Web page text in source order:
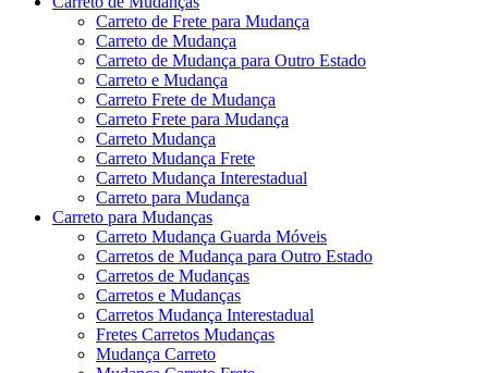
Carreto de Frete para Mudança
Carreto de Mudança
Carreto de Mudança para Outro Estado
Carreto e Mudança
Carreto Frete de Mudança
Carreto Frete para Mudança
Carreto Mudança
Carreto Mudança Frete
Carreto Mudança Interestadual
Carreto para Mudança
Carreto para Mudanças
Carreto Mudança Guarda Móveis
Carretos de Mudança para Outro Estado
Carretos de Mudanças
Carretos e Mudanças
Carretos Mudança Interestadual
Fretes Carretos Mudanças
Mudança Carreto